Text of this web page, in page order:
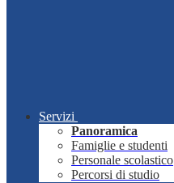
Servizi
Panoramica
Famiglie e studenti
Personale scolastico
Percorsi di studio